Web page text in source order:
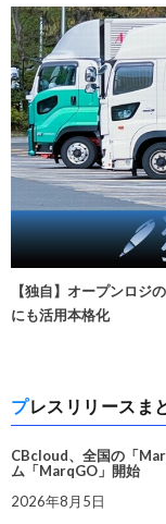
【独自】オープンロジ
にも活用本格化
プレスリリース
CBcloud、全国の「
ム「MarqGO」開始
2026年8月5日